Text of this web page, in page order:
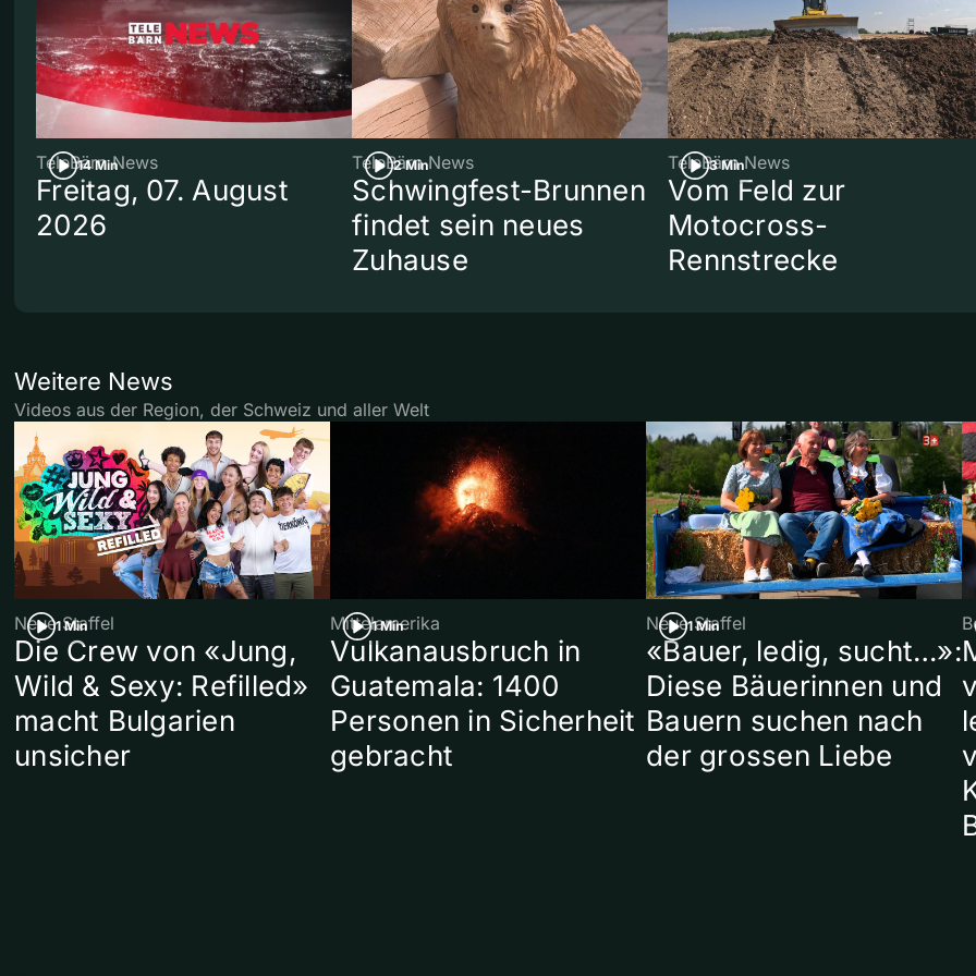
14 Min
TeleBärn News
Freitag, 07. August
2026
2 Min
TeleBärn News
Schwingfest-Brunnen
findet sein neues
Zuhause
3 Min
TeleBärn News
Vom Feld zur
Motocross-
Rennstrecke
Weitere News
Videos aus der Region, der Schweiz und aller Welt
1 Min
Neue Staffel
Die Crew von «Jung,
Wild & Sexy: Refilled»
macht Bulgarien
unsicher
1 Min
Mittelamerika
Vulkanausbruch in
Guatemala: 1400
Personen in Sicherheit
gebracht
1 Min
Neue Staffel
«Bauer, ledig, sucht…»:
Diese Bäuerinnen und
Bauern suchen nach
der grossen Liebe